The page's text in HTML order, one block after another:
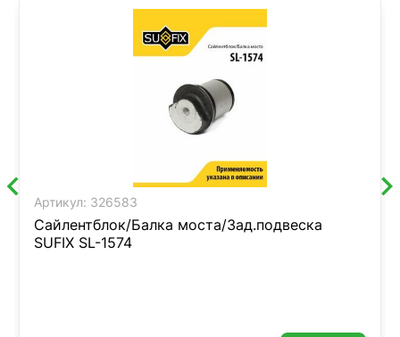
Артикул: 326583
Сайлентблок/Балка моста/Зад.подвеска
SUFIX SL-1574